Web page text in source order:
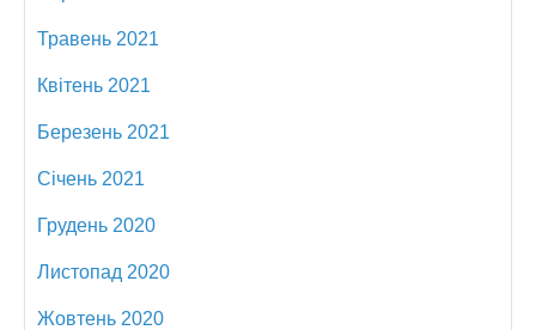
Травень 2021
Квітень 2021
Березень 2021
Січень 2021
Грудень 2020
Листопад 2020
Жовтень 2020